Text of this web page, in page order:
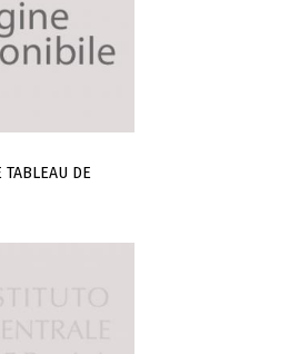
TABLEAU DE